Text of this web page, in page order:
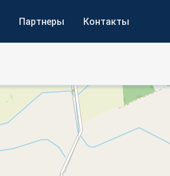
Партнеры Контакты